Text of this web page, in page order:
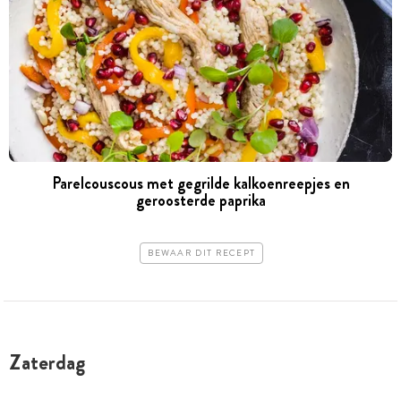
Parelcouscous met gegrilde kalkoenreepjes en
geroosterde paprika
BEWAAR DIT RECEPT
Zaterdag